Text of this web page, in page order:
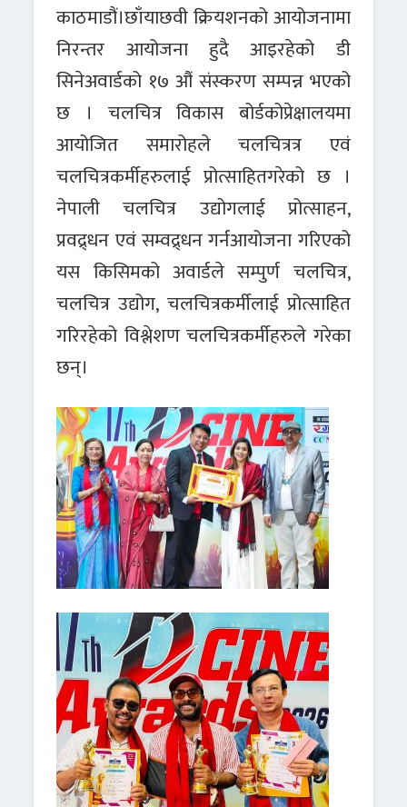
काठमाडौं।छाँयाछवी क्रियशनको आयोजनामा
निरन्तर आयोजना हुदै आइरहेको डी
सिनेअवार्डको १७ औं संस्करण सम्पन्न भएको
छ । चलचित्र विकास बोर्डकोप्रेक्षालयमा
आयोजित समारोहले चलचित्रत्र एवं
चलचित्रकर्मीहरुलाई प्रोत्साहितगरेको छ ।
नेपाली चलचित्र उद्योगलाई प्रोत्साहन,
प्रवद्र्धन एवं सम्वद्र्धन गर्नआयोजना गरिएको
यस किसिमको अवार्डले सम्पुर्ण चलचित्र,
चलचित्र उद्योग, चलचित्रकर्मीलाई प्रोत्साहित
गरिरहेको विश्लेशण चलचित्रकर्मीहरुले गरेका
छन्।